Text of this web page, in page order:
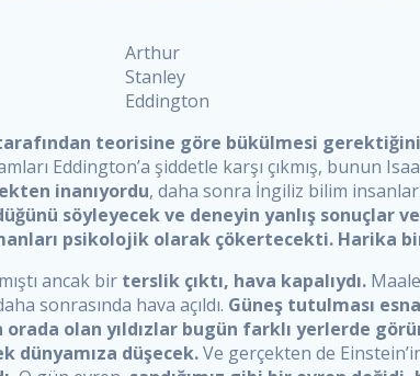
Arthur
Stanley
Eddington
tarafından teorisine göre bükülmesi
Eddington’a şiddetle karşı çıkmış, bunun
inanıyordu, daha sonra İngiliz bilim
söyleyecek ve deneyin yanlış sonuçlar
psikolojik olarak çökertecekti. Harika
ancak bir terslik çıktı, hava kapalıydı.
sonrasında hava açıldı. Güneş tutulması
orada olan yıldızlar bugün farklı yerlerde
dünyamıza düşecek.Ve gerçekten de